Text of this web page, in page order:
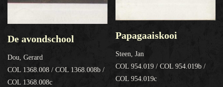
De avondschool
Dou, Gerard
COL 1368.008 / COL 1368.008b /
COL 1368.008c
Papagaaiskooi
Steen, Jan
COL 954.019 / COL 954.019b /
COL 954.019c